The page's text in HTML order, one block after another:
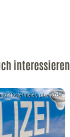
interessieren
Klostermeier, pixelio.de